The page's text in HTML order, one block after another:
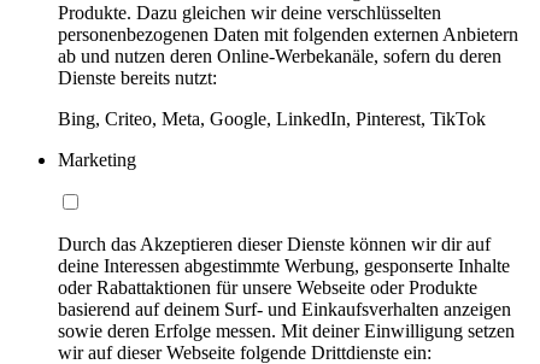
Produkte. Dazu gleichen wir deine verschlüsselten
personenbezogenen Daten mit folgenden externen Anbietern
ab und nutzen deren Online-Werbekanäle, sofern du deren
Dienste bereits nutzt:
Bing, Criteo, Meta, Google, LinkedIn, Pinterest, TikTok
Marketing
Durch das Akzeptieren dieser Dienste können wir dir auf
deine Interessen abgestimmte Werbung, gesponserte Inhalte
oder Rabattaktionen für unsere Webseite oder Produkte
basierend auf deinem Surf- und Einkaufsverhalten anzeigen
sowie deren Erfolge messen. Mit deiner Einwilligung setzen
wir auf dieser Webseite folgende Drittdienste ein: